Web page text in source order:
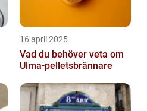
16 april 2025
Vad du behöver veta om
Ulma-pelletsbrännare